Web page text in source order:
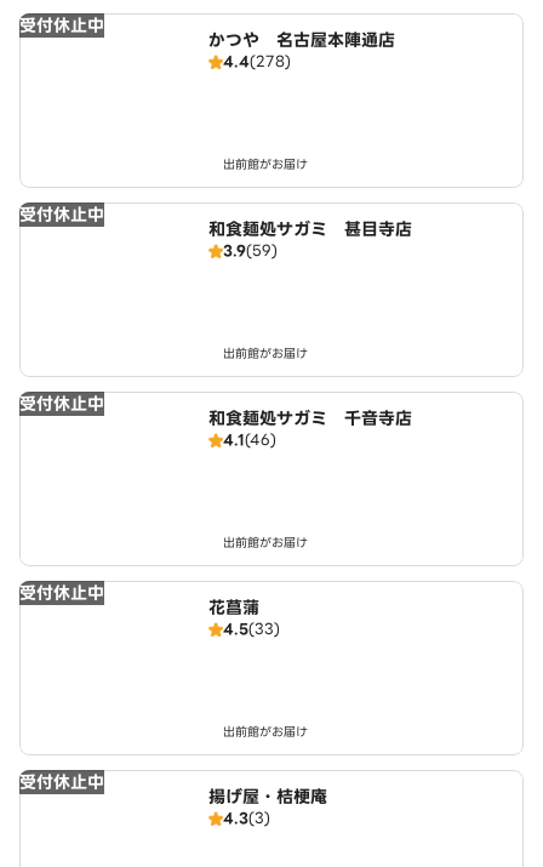
受付休止中
かつや 名古屋本陣通店
4.4(278)
出前館がお届け
受付休止中
和食麺処サガミ 甚目寺店
3.9(59)
出前館がお届け
受付休止中
和食麺処サガミ 千音寺店
4.1(46)
出前館がお届け
受付休止中
花菖蒲
4.5(33)
出前館がお届け
受付休止中
揚げ屋・桔梗庵
4.3(3)